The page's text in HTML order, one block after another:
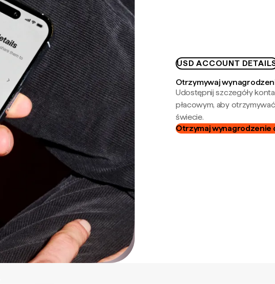
USD ACCOUNT
Otrzymywaj
Udostępnij szczegóły
płacowym, aby
świecie.
Otrzymaj wynagrodzenie